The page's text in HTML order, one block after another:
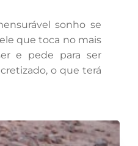
sonho se
que toca no mais
e pede para ser
o que terá